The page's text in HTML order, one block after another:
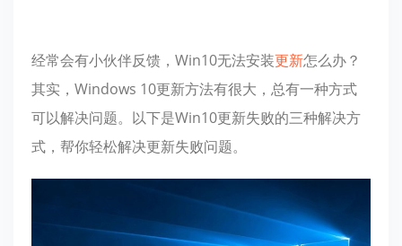
经常会有小伙伴反馈，Win10无法安装更新怎么办？
其实，Windows 10更新方法有很大，总有一种方式
可以解决问题。以下是Win10更新失败的三种解决方
式，帮你轻松解决更新失败问题。